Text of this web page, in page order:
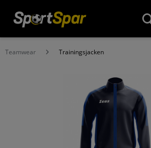
Teamwear Trainingsjacken